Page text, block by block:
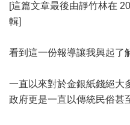
[這篇文章最後由靜竹林在
輯]
看到這一份報導讓我興起了
一直以來對於金銀紙錢絕大
政府更是一直以傳統民俗甚